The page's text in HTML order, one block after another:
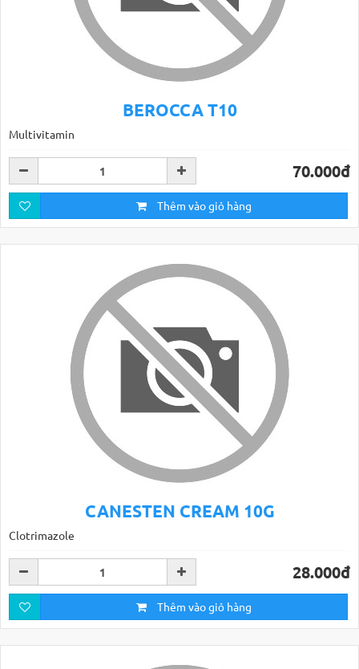
BEROCCA T10
Multivitamin
70.000đ
Thêm vào giỏ hàng
CANESTEN CREAM 10G
Clotrimazole
28.000đ
Thêm vào giỏ hàng